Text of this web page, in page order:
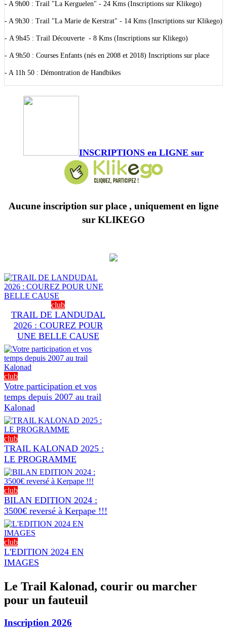
- A 9h00 : Trail "La Kerguelen" - 24 Kms (Inscriptions sur Klikego)
- A 9h30 : Trail "La Marie de Kerstrat" - 14 Kms (Inscriptions sur Klikego)
- A 9h45 : Trail Découverte - 8 Kms (Inscriptions sur Klikego)
- A 9h50 : Courses Enfants (nés en 2008 et 2018) Inscriptions sur place
- A 11h 50 : Démontration de Handbikes
INSCRIPTIONS en LIGNE sur
Aucune inscription sur place , uniquement en ligne
sur KLIKEGO
club
TRAIL DE LANDUDAL
2026 : COUREZ POUR
UNE BELLE CAUSE
club
Votre participation et vos
temps depuis 2007 au trail
Kalonad
club
TRAIL KALONAD 2025 :
LE PROGRAMME
club
BILAN EDITION 2024 :
3500€ reversé à Kerpape !!!
club
L'EDITION 2024 EN
IMAGES
Le Trail Kalonad, courir ou marcher
pour un fauteuil
Inscription 2026